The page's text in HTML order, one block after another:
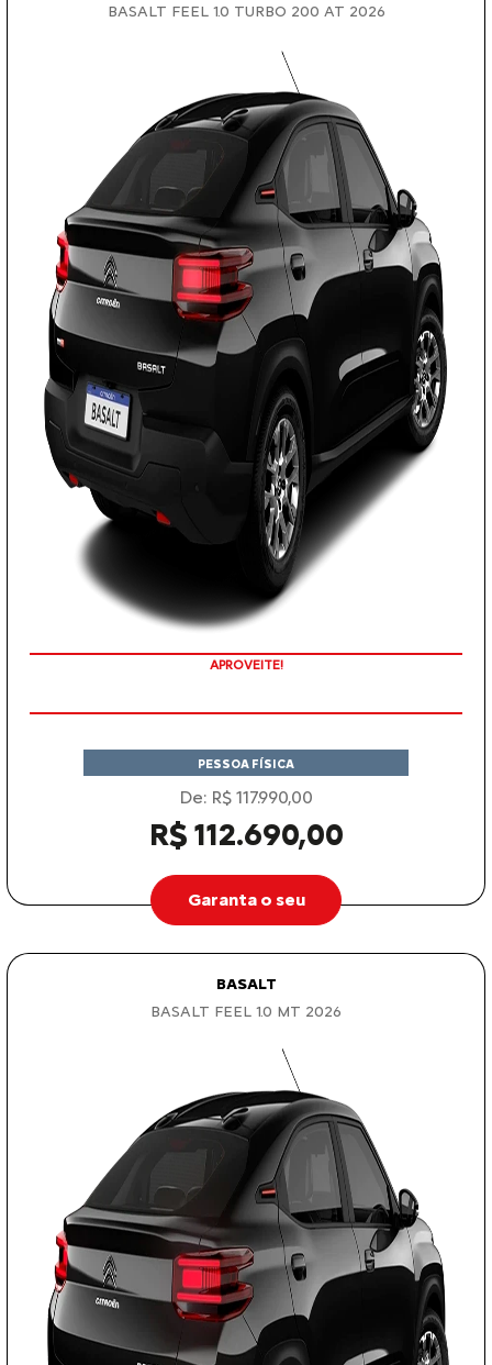
BASALT FEEL 1.0 TURBO 200 AT 2026
APROVEITE!
PESSOA FÍSICA
De: R$ 117.990,00
R$ 112.690,00
Garanta o seu
BASALT
BASALT FEEL 1.0 MT 2026